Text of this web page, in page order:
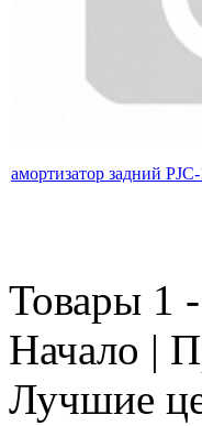
амортизатор задний
Товары 1
Начало |
Лучшие